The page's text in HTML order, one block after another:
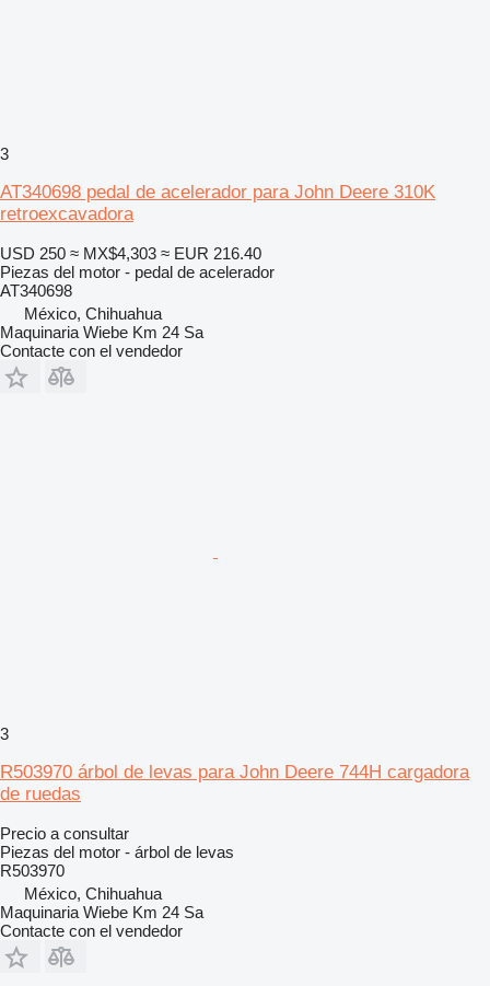
3
AT340698 pedal de acelerador para John Deere 310K
retroexcavadora
USD 250 ≈ MX$4,303 ≈ EUR 216.40
Piezas del motor - pedal de acelerador
AT340698
México, Chihuahua
Maquinaria Wiebe Km 24 Sa
Contacte con el vendedor
3
R503970 árbol de levas para John Deere 744H cargadora
de ruedas
Precio a consultar
Piezas del motor - árbol de levas
R503970
México, Chihuahua
Maquinaria Wiebe Km 24 Sa
Contacte con el vendedor